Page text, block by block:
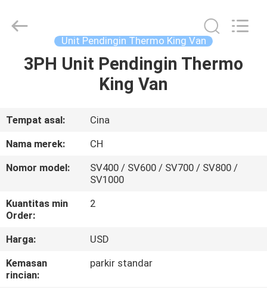
RUMAH
TENTANG
KAMI
TUR
PABRIK
KONTROL
KUALITAS
INDUSTRY
Reserved.
Unit Pendingin Thermo King Van
3PH Unit Pendingin Thermo
King Van
Tempat asal:
Cina
Nama merek:
CH
Nomor model:
SV400 / SV600 / SV700 / SV800 /
SV1000
Kuantitas min
Order:
2
Harga:
USD
Kemasan
rincian:
parkir standar